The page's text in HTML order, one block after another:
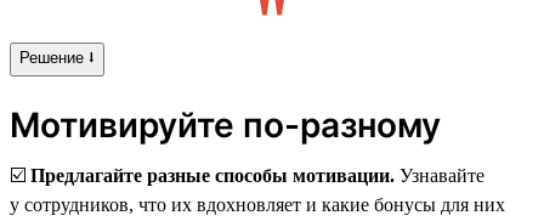
Решение ⭣
Мотивируйте по-разному
☑️ Предлагайте разные способы мотивации. Узнавайте
у сотрудников, что их вдохновляет и какие бонусы для них